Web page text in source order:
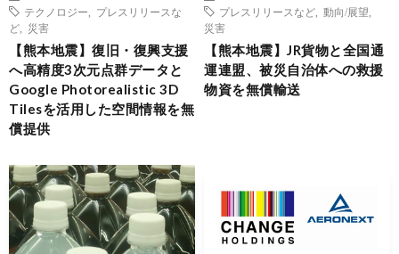
テクノロジー
プレスリリースな
ど
災害
【熊本地震】復旧・復興支援
へ高精度3次元点群データと
Google Photorealistic 3D
Tilesを活用した空間情報を無
償提供
プレスリリースなど
動向/展望
災害
【熊本地震】JR貨物と全国通
運連盟、被災自治体への救援
物資を無償輸送